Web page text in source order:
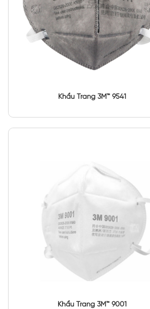
Khẩu Trang 3M™ 9541
Khẩu Trang 3M™ 9001